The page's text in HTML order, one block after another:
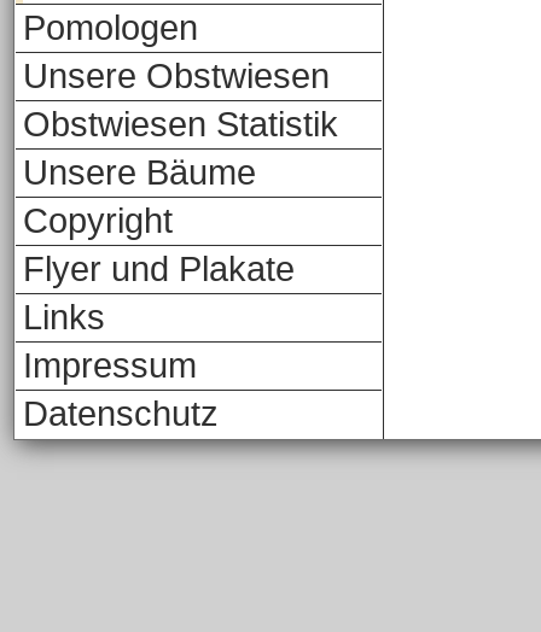
Pomologen
Unsere Obstwiesen
Obstwiesen Statistik
Unsere Bäume
Copyright
Flyer und Plakate
Links
Impressum
Datenschutz